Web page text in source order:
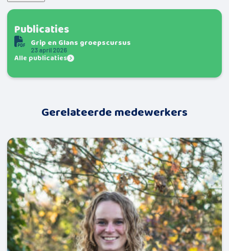
Publicaties
Grip en Glans groepscursus
23 april 2026
Alle publicaties
Gerelateerde medewerkers